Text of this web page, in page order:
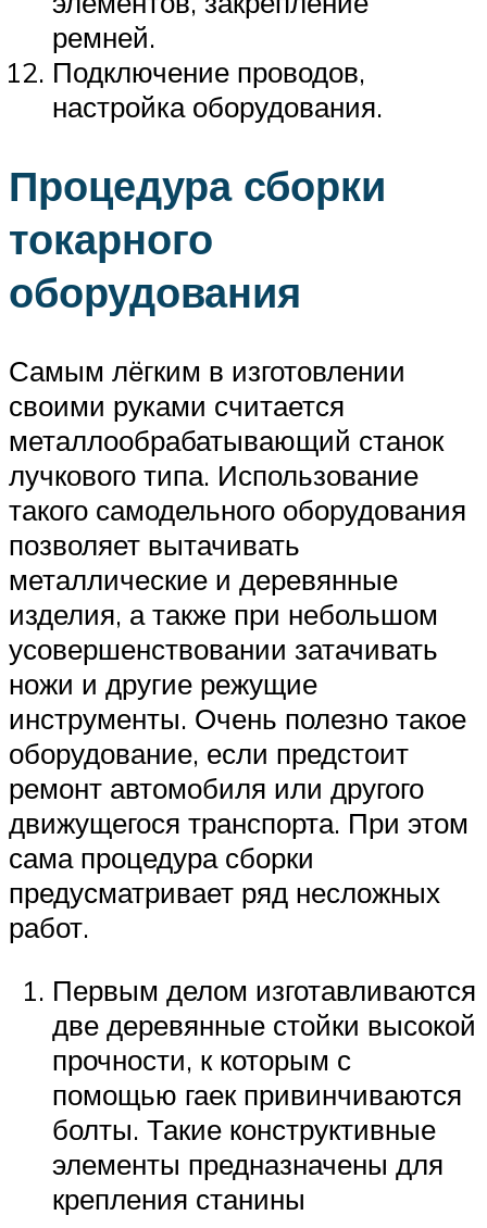
ремней.
Подключение проводов,
настройка оборудования.
Процедура сборки
токарного
оборудования
Самым лёгким в изготовлении
своими руками считается
металлообрабатывающий станок
лучкового типа. Использование
такого самодельного оборудования
позволяет вытачивать
металлические и деревянные
изделия, а также при небольшом
усовершенствовании затачивать
ножи и другие режущие
инструменты. Очень полезно такое
оборудование, если предстоит
ремонт автомобиля или другого
движущегося транспорта. При этом
сама процедура сборки
предусматривает ряд несложных
работ.
Первым делом изготавливаются
две деревянные стойки высокой
прочности, к которым с
помощью гаек привинчиваются
болты. Такие конструктивные
элементы предназначены для
крепления станины